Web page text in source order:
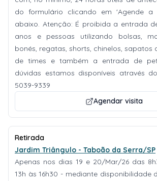
do formulário clicando em 'Agende a
abaixo. Atenção: É proibida a entrada
anos e pessoas utilizando bolsas,
bonés, regatas, shorts, chinelos, sapatos
de times e também a entrada de
dúvidas estamos disponíveis através
5039-9339
Agendar visita
Retirada
Jardim Triângulo - Taboão da Serra/SP
Apenas nos dias 19 e 20/Mar/26 das
13h às 16h30 - mediante disponibilidade